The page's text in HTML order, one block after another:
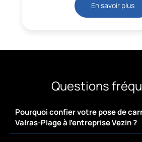
En savoir plus
Questions
Pourquoi confier votre pose de
Valras-Plage à l’entreprise Vezin ?